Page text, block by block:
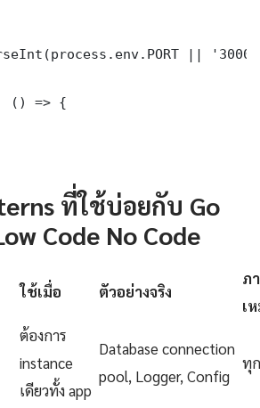
||
() => {
ที่ใช้บ่อยกับ Go
Code No Code
ใช้เมื่อ ตัวอย่างจริง
ภ
เ
ต้องการ
instance
เดียวทั้ง app
Database connection
pool, Logger, Config
ทุ